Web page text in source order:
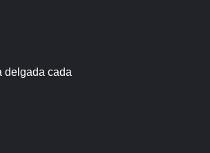
delgada cada